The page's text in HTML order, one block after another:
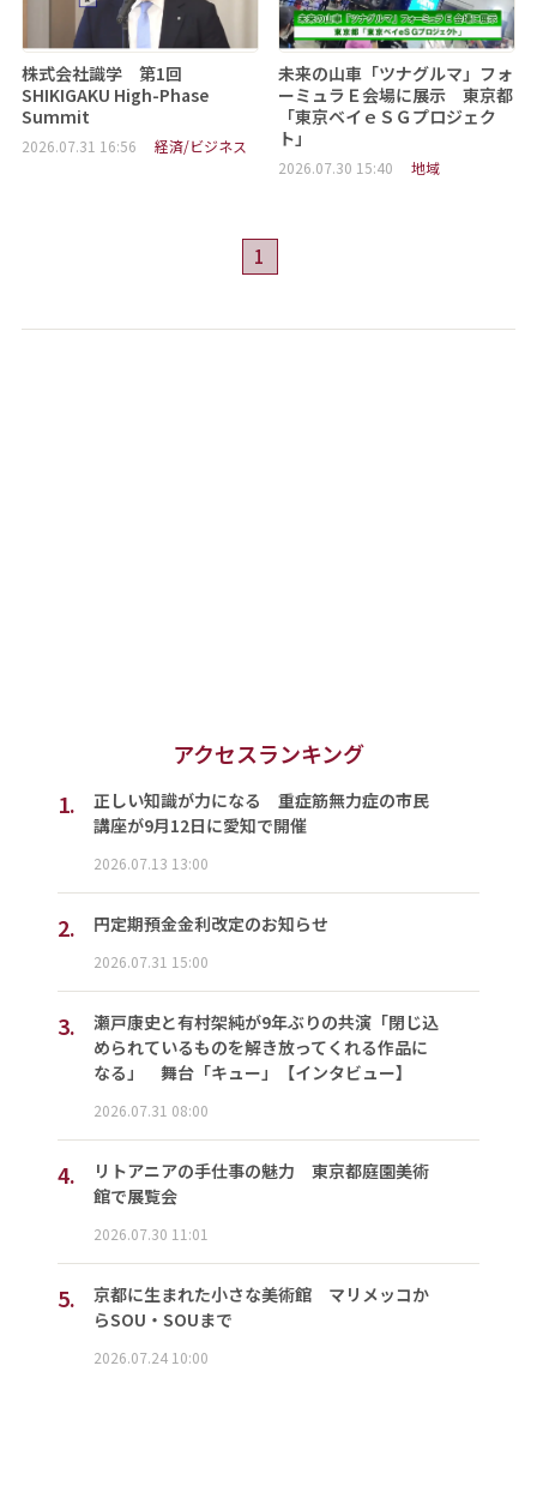
株式会社識学 第1回
SHIKIGAKU High-Phase
Summit
2026.07.31 16:56 経済/ビジネス
未来の山車「ツナグルマ」フォ
ーミュラＥ会場に展示 東京都
「東京ベイｅＳＧプロジェク
ト」
2026.07.30 15:40 地域
1
アクセスランキング
1.
正しい知識が力になる 重症筋無力症の市民
講座が9月12日に愛知で開催
2026.07.13 13:00
2. 円定期預金金利改定のお知らせ
2026.07.31 15:00
3.
瀬戸康史と有村架純が9年ぶりの共演「閉じ込
められているものを解き放ってくれる作品に
なる」 舞台「キュー」【インタビュー】
2026.07.31 08:00
4.
リトアニアの手仕事の魅力 東京都庭園美術
館で展覧会
2026.07.30 11:01
5.
京都に生まれた小さな美術館 マリメッコか
らSOU・SOUまで
2026.07.24 10:00